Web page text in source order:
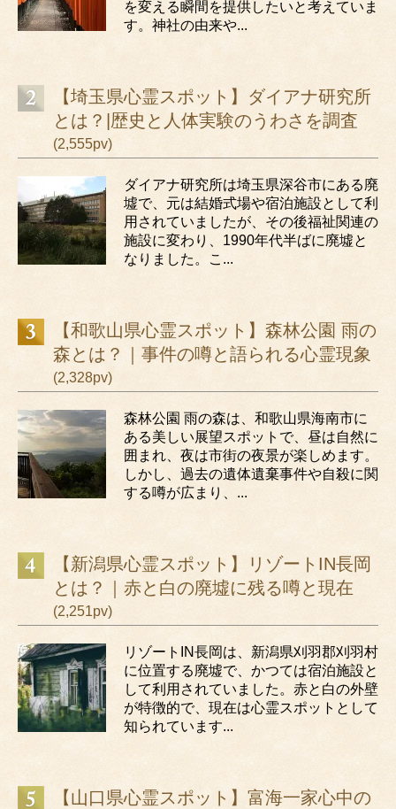
を変える瞬間を提供したいと考えていま
す。神社の由来や...
【埼玉県心霊スポット】ダイアナ研究所
とは？|歴史と人体実験のうわさを調査
(2,555pv)
ダイアナ研究所は埼玉県深谷市にある廃
墟で、元は結婚式場や宿泊施設として利
用されていましたが、その後福祉関連の
施設に変わり、1990年代半ばに廃墟と
なりました。こ...
【和歌山県心霊スポット】森林公園 雨の
森とは？｜事件の噂と語られる心霊現象
(2,328pv)
森林公園 雨の森は、和歌山県海南市に
ある美しい展望スポットで、昼は自然に
囲まれ、夜は市街の夜景が楽しめます。
しかし、過去の遺体遺棄事件や自殺に関
する噂が広まり、...
【新潟県心霊スポット】リゾートIN長岡
とは？｜赤と白の廃墟に残る噂と現在
(2,251pv)
リゾートIN長岡は、新潟県刈羽郡刈羽村
に位置する廃墟で、かつては宿泊施設と
して利用されていました。赤と白の外壁
が特徴的で、現在は心霊スポットとして
知られています...
【山口県心霊スポット】富海一家心中の